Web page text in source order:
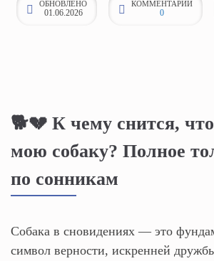
ОБНОВЛЕНО
01.06.2026
КОММЕНТАРИИ
0
🐕💔 К чему снится,
мою собаку? Полное
по сонникам
Собака в сновидениях — это
символ верности, искренней